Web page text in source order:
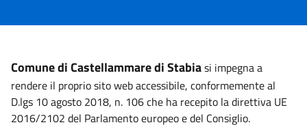
Comune di Castellammare di Stabiasi impegna a
rendere il proprio sito web accessibile, conformemente al
D.lgs 10 agosto 2018, n. 106 che ha recepito la direttiva UE
2016/2102 del Parlamento europeo e del Consiglio.